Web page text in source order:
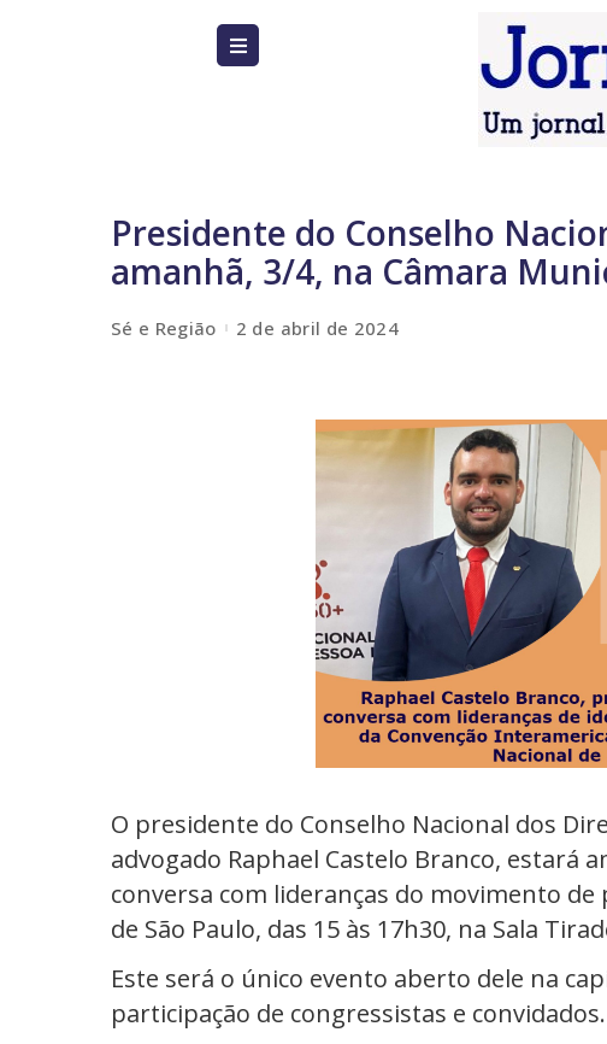
Presidente do Conselho
amanhã, 3/4, na Câmara
Sé e Região 2 de abril de 2024
O presidente do Conselho Nacional dos
advogado Raphael Castelo Branco, estará
conversa com lideranças do movimento de
de São Paulo, das 15 às 17h30, na Sala
Este será o único evento aberto dele na
participação de congressistas e convidados.